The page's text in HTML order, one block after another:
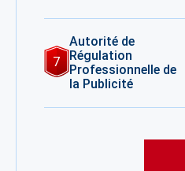
7
Autorité de
Régulation
Professionnelle de
la Publicité